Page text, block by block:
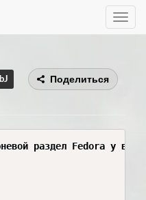
Toggle
Поделиться
раздел Fedora у